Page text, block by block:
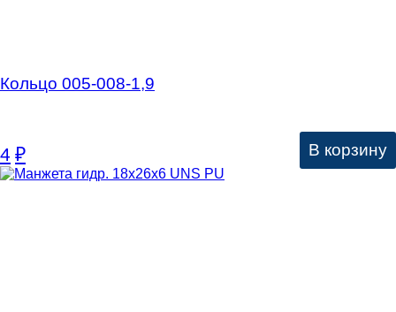
Кольцо 005-008-1,9
4 ₽ В корзину